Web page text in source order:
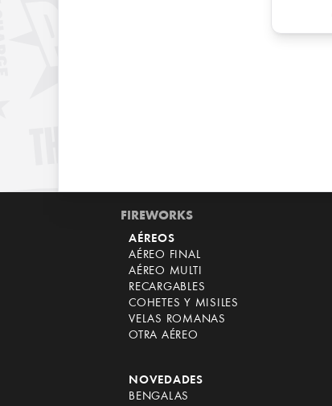
FIREWORKS
AÉREOS
AÉREO FINAL
AÉREO MULTI
RECARGABLES
COHETES Y MISILES
VELAS ROMANAS
OTRA AÉREO
NOVEDADES
BENGALAS